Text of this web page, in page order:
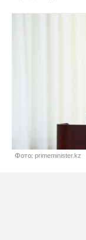
Фото: primeminister.kz